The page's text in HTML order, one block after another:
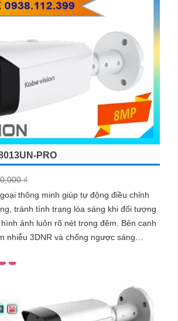
PRO
₫
thông minh giúp tự động điều chỉnh
tránh tình trạng lóa sáng khi đối tượng
ảnh luôn rõ nét trong đêm. Bên cạnh
nhiễu 3DNR và chống ngược sáng
ánh sáng phức tạp như ngược sáng